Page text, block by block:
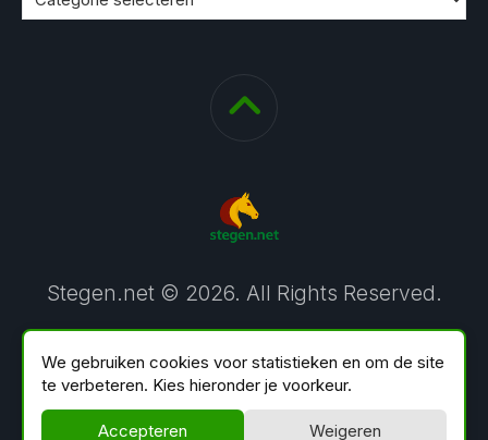
Stegen.net © 2026. All Rights Reserved.
We gebruiken cookies voor statistieken en om de site
te verbeteren. Kies hieronder je voorkeur.
Accepteren Weigeren